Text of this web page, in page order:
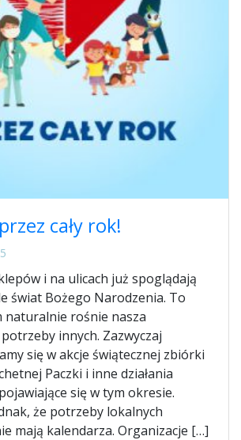
cały rok!
i na ulicach już spoglądają
świat Bożego Narodzenia. To
naturalnie rośnie nasza
innych. Zazwyczaj
się w akcje świątecznej zbiórki
Paczki i inne działania
się w tym okresie.
że potrzeby lokalnych
mają kalendarza. Organizacje […]